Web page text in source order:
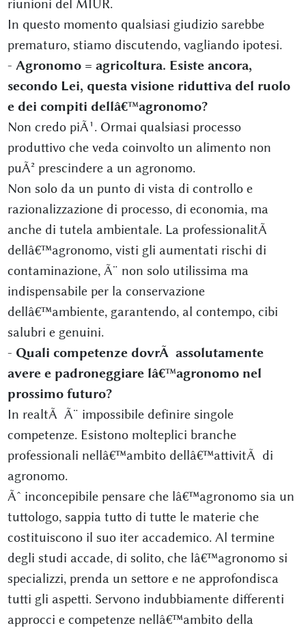
riunioni del MIUR.
In questo momento qualsiasi giudizio sarebbe
prematuro, stiamo discutendo, vagliando ipotesi.
- Agronomo = agricoltura. Esiste ancora,
secondo Lei, questa visione riduttiva del ruolo
e dei compiti dellâ€™agronomo?
Non credo piÃ¹. Ormai qualsiasi processo
produttivo che veda coinvolto un alimento non
puÃ² prescindere a un agronomo.
Non solo da un punto di vista di controllo e
razionalizzazione di processo, di economia, ma
anche di tutela ambientale. La professionalitÃ
dellâ€™agronomo, visti gli aumentati rischi di
contaminazione, Ã¨ non solo utilissima ma
indispensabile per la conservazione
dellâ€™ambiente, garantendo, al contempo, cibi
salubri e genuini.
- Quali competenze dovrÃ assolutamente
avere e padroneggiare lâ€™agronomo nel
prossimo futuro?
In realtÃ Ã¨ impossibile definire singole
competenze. Esistono molteplici branche
professionali nellâ€™ambito dellâ€™attivitÃ di
agronomo.
Ãˆ inconcepibile pensare che lâ€™agronomo sia un
tuttologo, sappia tutto di tutte le materie che
costituiscono il suo iter accademico. Al termine
degli studi accade, di solito, che lâ€™agronomo si
specializzi, prenda un settore e ne approfondisca
tutti gli aspetti. Servono indubbiamente differenti
approcci e competenze nellâ€™ambito della